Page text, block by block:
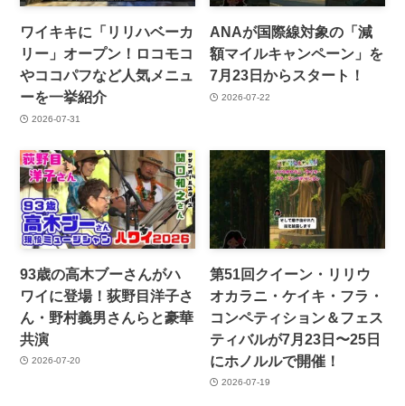
ワイキキに「リリハベーカ
リー」オープン！ロコモコ
やココパフなど人気メニュ
ーを一挙紹介
2026-07-31
ANAが国際線対象の「減
額マイルキャンペーン」を
7月23日からスタート！
2026-07-22
93歳の高木ブーさんがハ
ワイに登場！荻野目洋子さ
ん・野村義男さんらと豪華
共演
2026-07-20
第51回クイーン・リリウ
オカラニ・ケイキ・フラ・
コンペティション＆フェス
ティバルが7月23日〜25日
にホノルルで開催！
2026-07-19